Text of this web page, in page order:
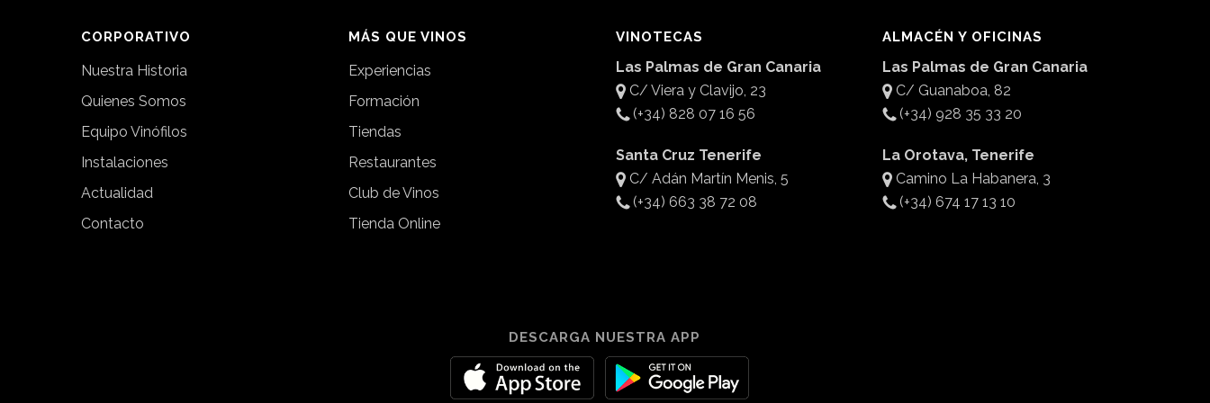
CORPORATIVO
Nuestra Historia
Quienes Somos
Equipo Vinófilos
Instalaciones
Actualidad
Contacto
MÁS QUE VINOS
Experiencias
Formación
Tiendas
Restaurantes
Club de Vinos
Tienda Online
VINOTECAS
Las Palmas de Gran Canaria
C/ Viera y Clavijo, 23
(+34) 828 07 16 56
Santa Cruz Tenerife
C/ Adán Martín Menis, 5
(+34) 663 38 72 08
ALMACÉN Y OFICINAS
Las Palmas de Gran Canaria
C/ Guanaboa, 82
(+34) 928 35 33 20
La Orotava, Tenerife
Camino La Habanera, 3
(+34) 674 17 13 10
DESCARGA NUESTRA APP